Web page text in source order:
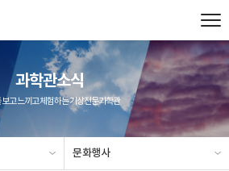
과학관소식
보고 느끼고 체험하는 기상전문과학관
문화행사